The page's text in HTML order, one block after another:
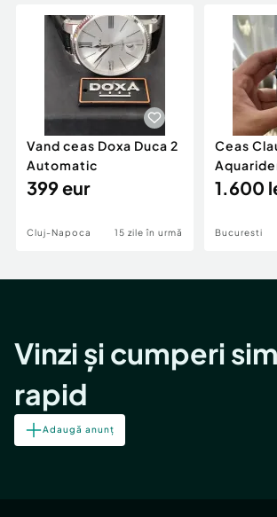
Servicii
Animale de companie
Afaceri și echipamente
Inchiriere Bunuri si Vehicule
Utilaje agricole si industriale
Piese auto si accesorii
Dacia Duster
Vand ceas Doxa Duca 2
Automatic
399 eur
Cluj-Napoca 15 zile în urmă
Ceas
1.600
Bucuresti
Vinzi și cumperi
rapid
Adaugă anunț